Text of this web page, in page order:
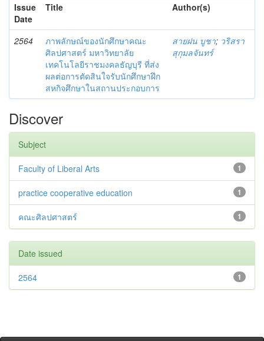
Issue
Date
Title Author(s)
2564
ภาพลักษณ์ของนักศึกษาคณะ
ศิลปศาสตร์ มหาวิทยาลัย
เทคโนโลยีราชมงคลธัญบุรี ที่ส่ง
ผลต่อการตัดสินใจรับนักศึกษาฝึก
สหกิจศึกษาในสถานประกอบการ
สายฝน บูชา; วริสรา
สุกุมลจันทร์
Discover
Subject
1
Faculty of Liberal Arts
1
practice cooperative education
1
คณะศิลปศาสตร์
Date issued
1
2564